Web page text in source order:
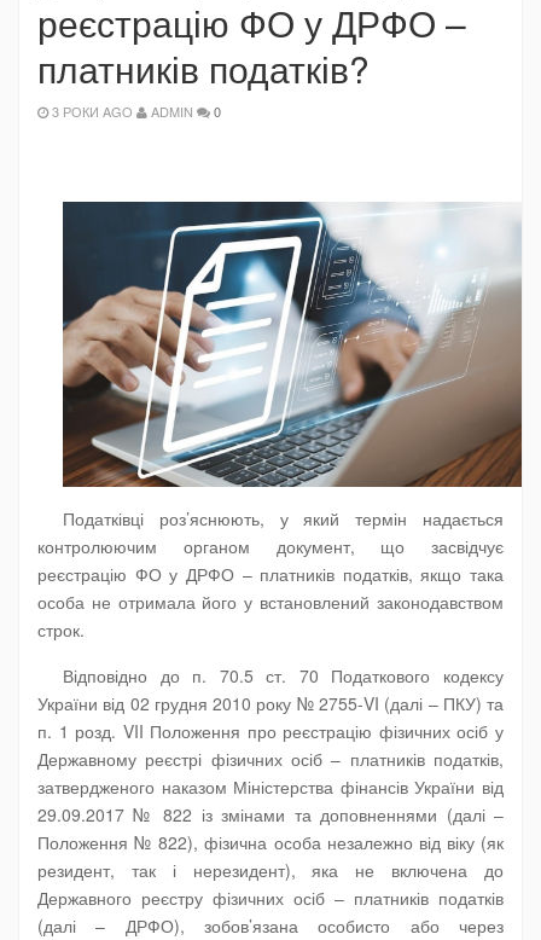
реєстрацію ФО у ДРФО –
платників податків?
3 РОКИ AGO ADMIN 0
Податківці роз’яснюють, у який термін надається
контролюючим органом документ, що засвідчує
реєстрацію ФО у ДРФО – платників податків, якщо така
особа не отримала його у встановлений законодавством
строк.
Відповідно до п. 70.5 ст. 70 Податкового кодексу
України від 02 грудня 2010 року № 2755-VI (далі – ПКУ) та
п. 1 розд. VII Положення про реєстрацію фізичних осіб у
Державному реєстрі фізичних осіб – платників податків,
затвердженого наказом Міністерства фінансів України від
29.09.2017 № 822 із змінами та доповненнями (далі –
Положення № 822), фізична особа незалежно від віку (як
резидент, так і нерезидент), яка не включена до
Державного реєстру фізичних осіб – платників податків
(далі – ДРФО), зобов’язана особисто або через